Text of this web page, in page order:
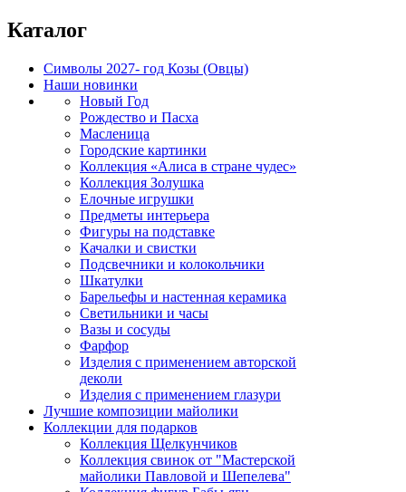
Каталог
Символы 2027- год Козы (Овцы)
Наши новинки
Новый Год
Рождество и Пасха
Масленица
Городские картинки
Коллекция «Алиса в стране чудес»
Коллекция Золушка
Елочные игрушки
Предметы интерьера
Фигуры на подставке
Качалки и свистки
Подсвечники и колокольчики
Шкатулки
Барельефы и настенная керамика
Светильники и часы
Вазы и сосуды
Фарфор
Изделия с применением авторской
деколи
Изделия с применением глазури
Лучшие композиции майолики
Коллекции для подарков
Коллекция Щелкунчиков
Коллекция свинок от "Мастерской
майолики Павловой и Шепелева"